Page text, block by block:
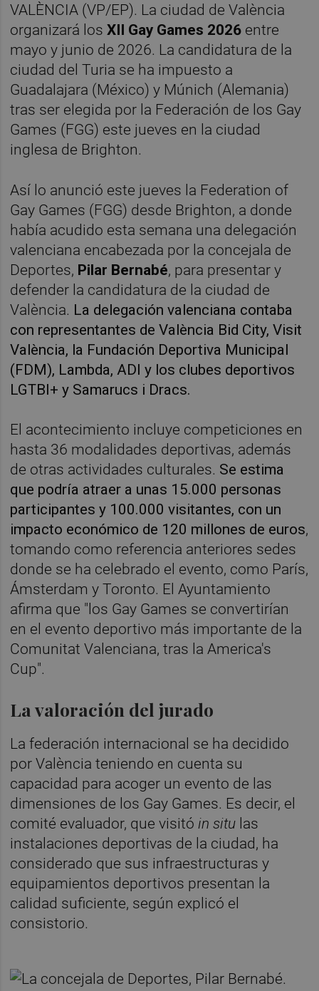
VALÈNCIA (VP/EP). La ciudad de València
organizará losXII Gay Games 2026 entre
mayo y junio de 2026. La candidatura de la
ciudad del Turia se ha impuesto a
Guadalajara (México) y Múnich (Alemania)
tras ser elegida por la Federación de los Gay
Games (FGG) este jueves en la ciudad
inglesa de Brighton.
Así lo anunció este jueves la Federation of
Gay Games (FGG) desde Brighton, a donde
había acudido esta semana una delegación
valenciana encabezada por la concejala de
Deportes, Pilar Bernabé, para presentar y
defender la candidatura de la ciudad de
València. La delegación valenciana contaba
con representantes de València Bid City, Visit
València, la Fundación Deportiva Municipal
(FDM), Lambda, ADI y los clubes deportivos
LGTBI+ y Samarucs i Dracs.
El acontecimiento incluye competiciones en
hasta 36 modalidades deportivas, además
de otras actividades culturales. Se estima
que podría atraer a unas 15.000 personas
participantes y 100.000 visitantes, con un
impacto económico de 120 millones de euros,
tomando como referencia anteriores sedes
donde se ha celebrado el evento, como París,
Ámsterdam y Toronto. El Ayuntamiento
afirma que "los Gay Games se convertirían
en el evento deportivo más importante de la
Comunitat Valenciana, tras la America's
Cup".
La valoración del jurado
La federación internacional se ha decidido
por València teniendo en cuenta su
capacidad para acoger un evento de las
dimensiones de los Gay Games. Es decir, el
comité evaluador, que visitó in situ las
instalaciones deportivas de la ciudad, ha
considerado que sus infraestructuras y
equipamientos deportivos presentan la
calidad suficiente, según explicó el
consistorio.